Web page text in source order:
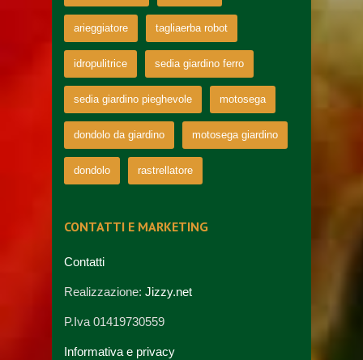
arieggiatore tagliaerba robot
idropulitrice sedia giardino ferro
sedia giardino pieghevole motosega
dondolo da giardino motosega giardino
dondolo rastrellatore
CONTATTI E MARKETING
Contatti
Realizzazione: Jizzy.net
P.Iva 01419730559
Informativa e privacy